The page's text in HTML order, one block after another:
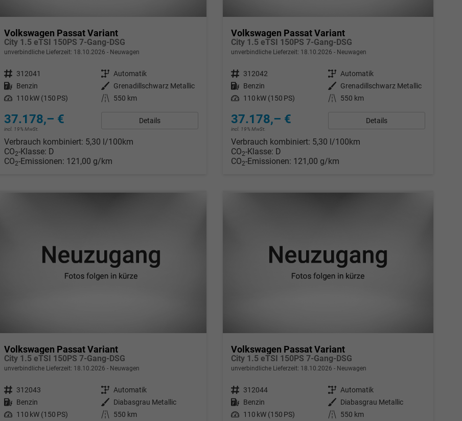
Volkswagen Passat Variant
City 1.5 eTSI 150PS 7-Gang-DSG
unverbindliche Lieferzeit: 18.10.2026 Neuwagen
Fahrzeugnr. 312041 Getriebe Automatik
Kraftstoff Benzin Außenfarbe
Grenadillschwarz Metallic
Leistung 110 kW (150 PS) Kilometerstand 550 km
37.178,– €
incl. 19% MwSt.
Details
Verbrauch kombiniert: 5,30 l/100km
CO2-Klasse: D
CO2-Emissionen: 121,00 g/km
Volkswagen Passat Variant
City 1.5 eTSI 150PS 7-Gang-DSG
unverbindliche Lieferzeit: 18.10.2026 Neuwagen
Fahrzeugnr. 312042 Getriebe Automatik
Kraftstoff Benzin Außenfarbe
Grenadillschwarz Metallic
Leistung 110 kW (150 PS) Kilometerstand 550 km
37.178,– €
incl. 19% MwSt.
Details
Verbrauch kombiniert: 5,30 l/100km
CO2-Klasse: D
CO2-Emissionen: 121,00 g/km
Volkswagen Passat Variant
City 1.5 eTSI 150PS 7-Gang-DSG
unverbindliche Lieferzeit: 18.10.2026 Neuwagen
Fahrzeugnr. 312043 Getriebe Automatik
Kraftstoff Benzin Außenfarbe
Diabasgrau Metallic
Leistung 110 kW (150 PS) Kilometerstand 550 km
Volkswagen Passat Variant
City 1.5 eTSI 150PS 7-Gang-DSG
unverbindliche Lieferzeit: 18.10.2026 Neuwagen
Fahrzeugnr. 312044 Getriebe Automatik
Kraftstoff Benzin Außenfarbe
Diabasgrau Metallic
Leistung 110 kW (150 PS) Kilometerstand 550 km